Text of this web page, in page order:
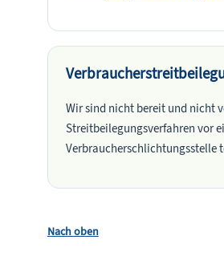
Wir sind nicht bereit und nicht
Streitbeilegungsverfahren vor
Verbraucherschlichtungsstelle
Nach oben